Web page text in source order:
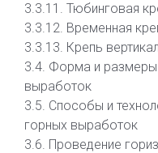
3.3.11. Тюбинговая
3.3.12. Временная
3.3.13. Крепь
3.4. Форма и размеры
выработок
3.5. Способы и
горных выработок
3.6. Проведение